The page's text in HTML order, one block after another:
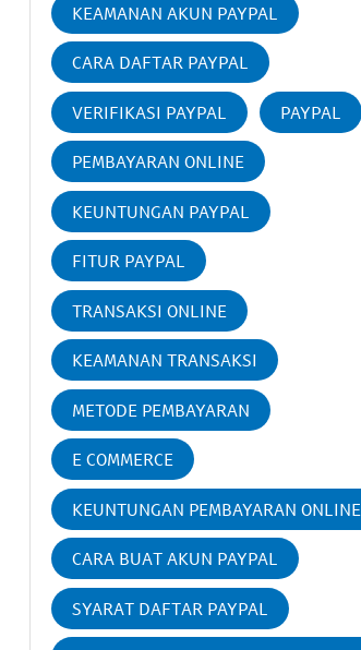
KEAMANAN AKUN PAYPAL
CARA DAFTAR PAYPAL
VERIFIKASI PAYPAL PAYPAL
PEMBAYARAN ONLINE
KEUNTUNGAN PAYPAL
FITUR PAYPAL
TRANSAKSI ONLINE
KEAMANAN TRANSAKSI
METODE PEMBAYARAN
E COMMERCE
KEUNTUNGAN PEMBAYARAN ONLINE
CARA BUAT AKUN PAYPAL
SYARAT DAFTAR PAYPAL